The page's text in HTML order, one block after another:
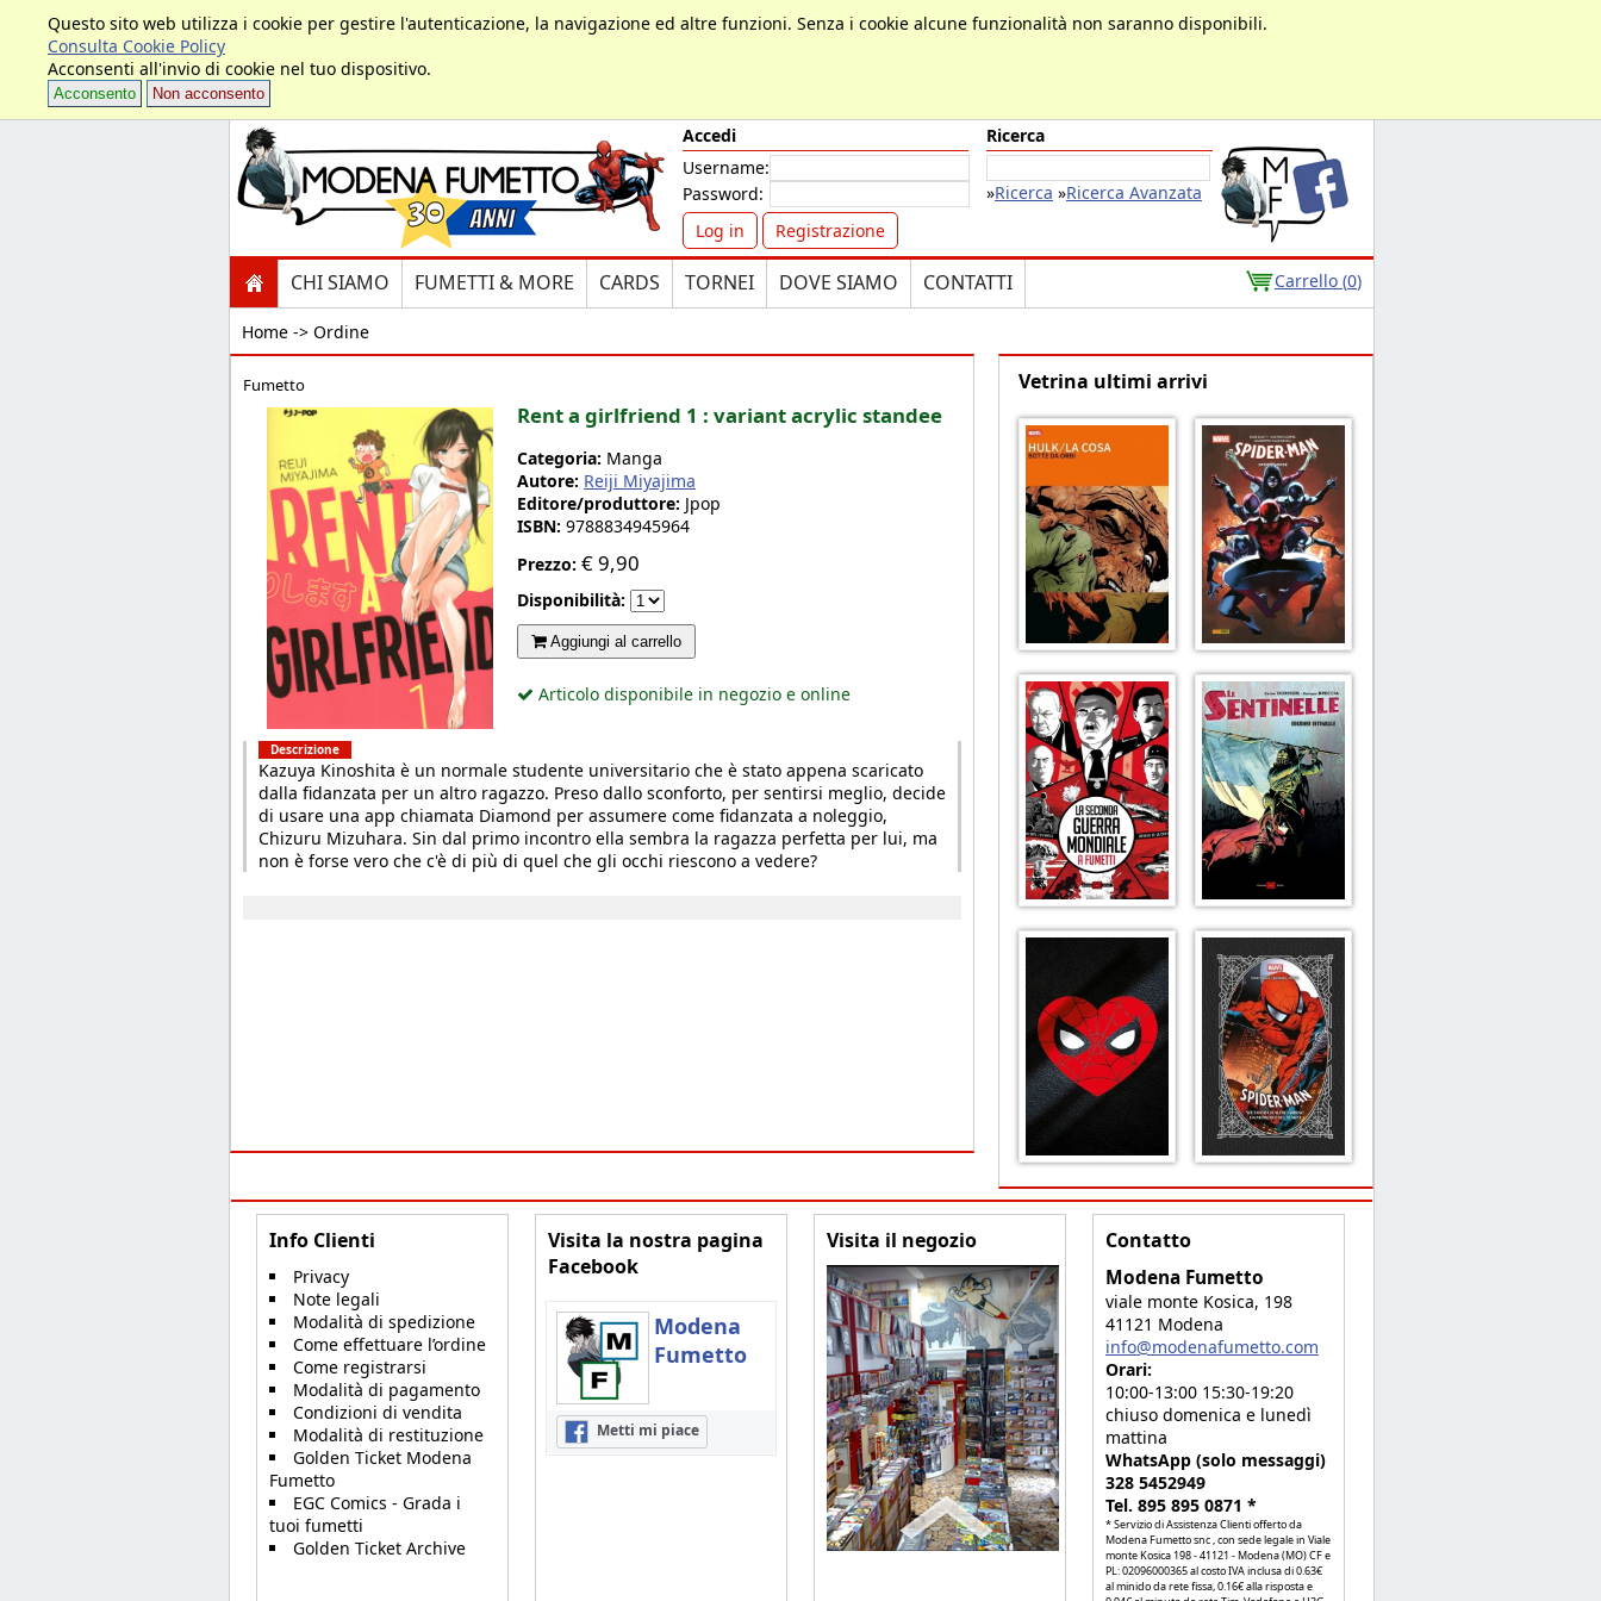
Questo sito web utilizza i cookie per gestire l'autenticazione, la navigazione ed altre funzioni. Senza i cookie alcune funzionalità non saranno disponibili.
Consulta Cookie Policy
Acconsenti all'invio di cookie nel tuo dispositivo.
Acconsento Non acconsento
Accedi
Username:
Password:
Log in
Registrazione
Ricerca
»Ricerca »Ricerca Avanzata
CHI SIAMO FUMETTI & MORE CARDS TORNEI DOVE SIAMO CONTATTI Carrello (0)
Home -> Ordine
Fumetto
Rent a girlfriend 1 : variant acrylic standee
Categoria: Manga
Autore: Reiji Miyajima
Editore/produttore: Jpop
ISBN: 9788834945964
Prezzo: €9,90
Disponibilità:
Aggiungi al carrello
Articolo disponibile in negozio e online
Descrizione
Kazuya Kinoshita è un normale studente universitario che è stato appena scaricato
dalla fidanzata per un altro ragazzo. Preso dallo sconforto, per sentirsi meglio, decide
di usare una app chiamata Diamond per assumere come fidanzata a noleggio,
Chizuru Mizuhara. Sin dal primo incontro ella sembra la ragazza perfetta per lui, ma
non è forse vero che c'è di più di quel che gli occhi riescono a vedere?
Vetrina ultimi arrivi
Info Clienti
Privacy
Note legali
Modalità di spedizione
Come effettuare l’ordine
Come registrarsi
Modalità di pagamento
Condizioni di vendita
Modalità di restituzione
Golden Ticket Modena
Fumetto
EGC Comics - Grada i
tuoi fumetti
Golden Ticket Archive
Visita la nostra pagina
Facebook
Modena
Fumetto
Metti mi piace
Visita il negozio Contatto
Modena Fumetto
viale monte Kosica, 198
41121 Modena
info@modenafumetto.com
Orari:
10:00-13:00 15:30-19:20
chiuso domenica e lunedì
mattina
WhatsApp (solo messaggi)
328 5452949
Tel. 895 895 0871 *
* Servizio di Assistenza Clienti offerto da
Modena Fumetto snc , con sede legale in Viale
monte Kosica 198 - 41121 - Modena (MO) CF e
PL: 02096000365 al costo IVA inclusa di 0.63€
al minido da rete fissa, 0.16€ alla risposta e